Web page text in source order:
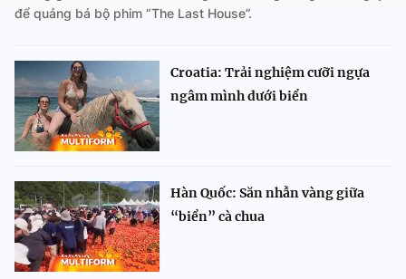
để quảng bá bộ phim “The Last House”.
Croatia: Trải nghiệm cưỡi ngựa
ngâm mình dưới biển
Hàn Quốc: Săn nhẫn vàng giữa
“biển” cà chua